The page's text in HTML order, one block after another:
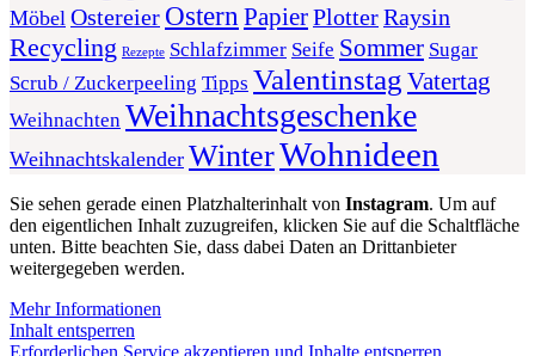
Möbel Ostereier Ostern PapierPlotterRaysin
Recycling Rezepte Schlafzimmer Seife Sommer Sugar
Scrub / Zuckerpeeling Tipps Valentinstag Vatertag
Weihnachten Weihnachtsgeschenke
Weihnachtskalender WinterWohnideen
Sie sehen gerade einen Platzhalterinhalt von Instagram. Um auf
den eigentlichen Inhalt zuzugreifen, klicken Sie auf die Schaltfläche
unten. Bitte beachten Sie, dass dabei Daten an Drittanbieter
weitergegeben werden.
Mehr Informationen
Inhalt entsperren
Erforderlichen Service akzeptieren und Inhalte entsperren